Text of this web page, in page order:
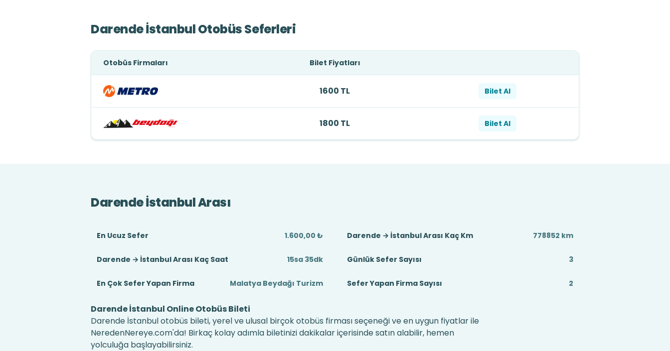
Darende İstanbul Otobüs Seferleri
Otobüs Firmaları Bilet Fiyatları
1600 TL Bilet Al
1800 TL Bilet Al
Darende İstanbul Arası
En Ucuz Sefer 1.600,00 ₺ Darende → İstanbul Arası Kaç Km 778852 km
Darende → İstanbul Arası Kaç Saat 15sa 35dk Günlük Sefer Sayısı 3
En Çok Sefer Yapan Firma Malatya Beydağı Turizm Sefer Yapan Firma Sayısı 2
Darende İstanbul Online Otobüs Bileti
Darende İstanbul otobüs bileti, yerel ve ulusal birçok otobüs firması seçeneği ve en uygun fiyatlar ile
NeredenNereye.com'da! Birkaç kolay adımla biletinizi dakikalar içerisinde satın alabilir, hemen
yolculuğa başlayabilirsiniz.